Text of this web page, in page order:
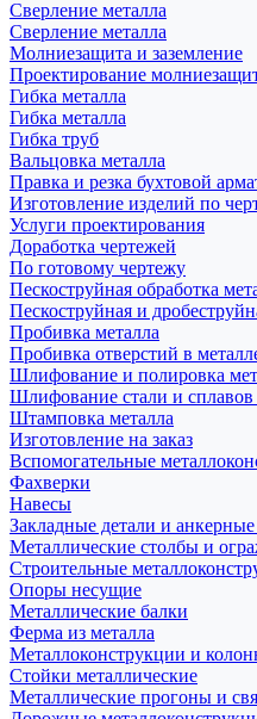
Сверление металла
Сверление металла
Молниезащита и заземление
Проектирование
Гибка металла
Гибка металла
Гибка труб
Вальцовка металла
Правка и резка бухтовой
Изготовление изделий по
Услуги проектирования
Доработка чертежей
По готовому чертежу
Пескоструйная обработка
Пескоструйная и
Пробивка металла
Пробивка отверстий в
Шлифование и полировка
Шлифование стали и сплавов
Штамповка металла
Изготовление на заказ
Вспомогательные
Фахверки
Навесы
Закладные детали и
Металлические столбы и
Строительные
Опоры несущие
Металлические балки
Ферма из металла
Металлоконструкции и
Стойки металлические
Металлические прогоны и